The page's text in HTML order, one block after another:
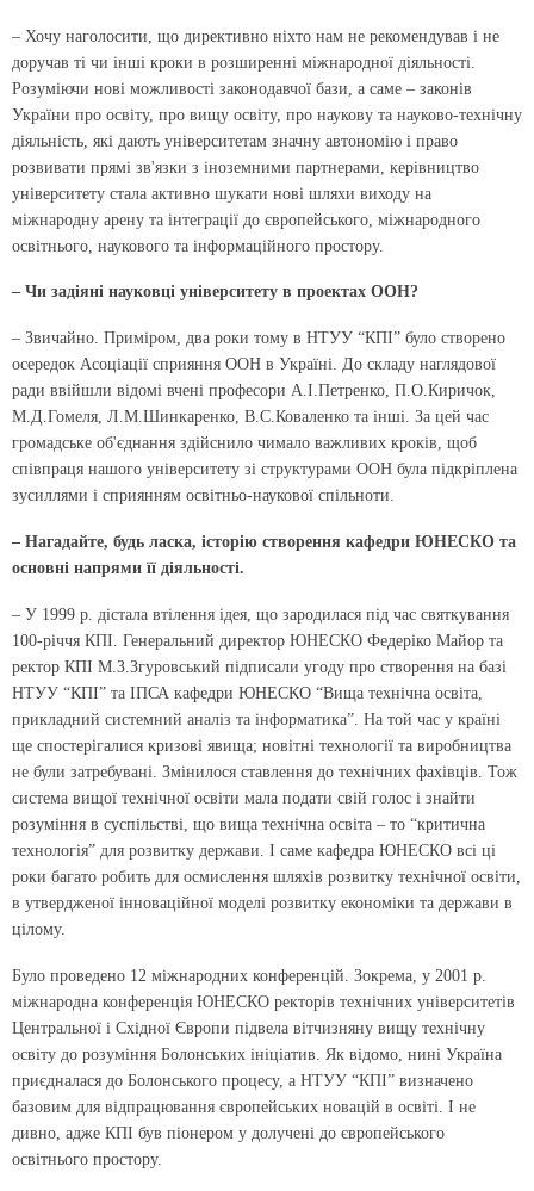
– Хочу наголосити, що директивно ніхто нам не рекомендував і не
доручав ті чи інші кроки в розширенні міжнародної діяльності.
Розуміючи нові можливості законодавчої бази, а саме – законів
України про освіту, про вищу освіту, про наукову та науково-технічну
діяльність, які дають університетам значну автономію і право
розвивати прямі зв'язки з іноземними партнерами, керівництво
університету стала активно шукати нові шляхи виходу на
міжнародну арену та інтеграції до європейського, міжнародного
освітнього, наукового та інформаційного простору.
– Чи задіяні науковці університету в проектах ООН?
– Звичайно. Приміром, два роки тому в НТУУ “КПІ” було створено
осередок Асоціації сприяння ООН в Україні. До складу наглядової
ради ввійшли відомі вчені професори А.І.Петренко, П.О.Киричок,
М.Д.Гомеля, Л.М.Шинкаренко, В.С.Коваленко та інші. За цей час
громадське об'єднання здійснило чимало важливих кроків, щоб
співпраця нашого університету зі структурами ООН була підкріплена
зусиллями і сприянням освітньо-наукової спільноти.
– Нагадайте, будь ласка, історію створення кафедри ЮНЕСКО та
основні напрями її діяльності.
– У 1999 р. дістала втілення ідея, що зародилася під час святкування
100-річчя КПІ. Генеральний директор ЮНЕСКО Федеріко Майор та
ректор КПІ М.З.Згуровський підписали угоду про створення на базі
НТУУ “КПІ” та ІПСА кафедри ЮНЕСКО “Вища технічна освіта,
прикладний системний аналіз та інформатика”. На той час у країні
ще спостерігалися кризові явища; новітні технології та виробництва
не були затребувані. Змінилося ставлення до технічних фахівців. Тож
система вищої технічної освіти мала подати свій голос і знайти
розуміння в суспільстві, що вища технічна освіта – то “критична
технологія” для розвитку держави. І саме кафедра ЮНЕСКО всі ці
роки багато робить для осмислення шляхів розвитку технічної освіти,
в утвердженої інноваційної моделі розвитку економіки та держави в
цілому.
Було проведено 12 міжнародних конференцій. Зокрема, у 2001 р.
міжнародна конференція ЮНЕСКО ректорів технічних університетів
Центральної і Східної Європи підвела вітчизняну вищу технічну
освіту до розуміння Болонських ініціатив. Як відомо, нині Україна
приєдналася до Болонського процесу, а НТУУ “КПІ” визначено
базовим для відпрацювання європейських новацій в освіті. І не
дивно, адже КПІ був піонером у долучені до європейського
освітнього простору.